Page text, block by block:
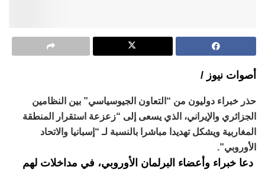
أصوات نيوز /
حذر خبراء دوليون من “التعاون الجيوسياسي” بين النظامين
الجزائري والإيراني، الذي يسعى إلى “زعزعة استقرار المنطقة
المغاربية ويشكل تهديدا مباشرا بالنسبة لـ “إسبانيا والاتحاد
الأوروبي”.
دعا خبراء وأعضاء البرلمان الأوروبي، في مداخلات لهم